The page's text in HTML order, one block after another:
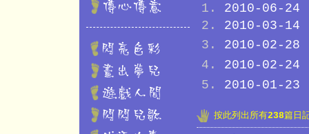
2010-06-24
2010-03-14
2010-02-28
2010-02-24
2010-01-23
按此列出所有238篇日